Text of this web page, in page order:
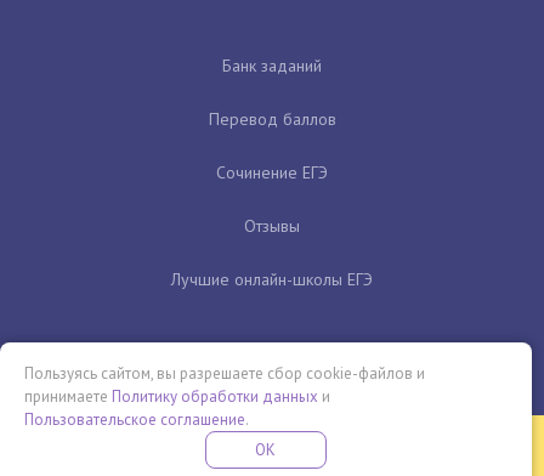
Банк заданий
Перевод баллов
Сочинение ЕГЭ
Отзывы
Лучшие онлайн-школы ЕГЭ
Бесплатная летняя школа
ПРОВЕДИ ЭТО ЛЕТО С ПОЛЬЗОЙ
Пользуясь сайтом, вы разрешаете сбор cookie-файлов и
принимаете Политику обработки данных и
Пользовательское соглашение.
OK